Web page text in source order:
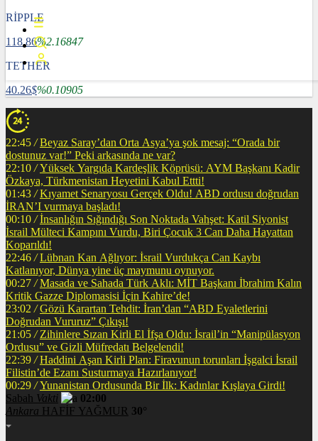
RİPPLE
118.86%2.16847
TETHER
40.26$%0.10905
22:45 / Beyaz Saray’dan Orta Asya’ya şok mesaj: “Orada bir
dostunuz var!” Peki arkasında ne var?
22:10 / Yüksek Yargıda Kardeşlik Köprüsü: AYM Başkanı Kadir
Özkaya, Türkmenistan Heyetini Kabul Ettti!
01:43 / Kıyamet Senaryosu Gerçek Oldu! ABD ordusu doğrudan
İRAN’I vurmaya başladı!
00:10 / İnsanlığın Sığındığı Son Noktada Vahşet: Katil Siyonist
İsrail Mülteci Kampını Vurdu, Biri Çocuk 3 Can Daha Hayattan
Koparıldı!
22:46 / Lübnan Kan Ağlıyor: İsrail Vurdukça Can Kaybı
Katlanıyor, Dünya yine üç maymunu oynuyor.
00:27 / Masada ve Sahada Türk Aklı: MİT Başkanı İbrahim Kalın
Kritik Gazze Diplomasisi İçin Kahire’de!
23:02 / Gözü Karartan Tehdit: İran’dan “ABD Eyaletlerini
Doğrudan Vururuz” Çıkışı!
21:05 / Zihinlere Sızan Kirli El İfşa Oldu: İsrail’in “Manipülasyon
Ordusu” ve Gizli Müfredatı Belgelendi!
22:39 / Haddini Aşan Kirli Plan: Firavunun torunları İşgalci İsrail
Filistin’de Ezanı Susturmaya Hazırlanıyor!
00:29 / Yunanistan Ordusunda Bir İlk: Kadınlar Kışlaya Girdi!
Sabah Vakti
02:00
Ankara HAFİF YAĞMUR 30°